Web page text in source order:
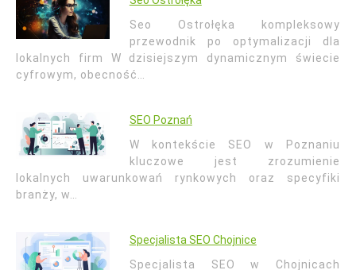
Seo Ostrołęka kompleksowy
przewodnik po optymalizacji dla
lokalnych firm W dzisiejszym dynamicznym świecie
cyfrowym, obecność…
SEO Poznań
W kontekście SEO w Poznaniu
kluczowe jest zrozumienie
lokalnych uwarunkowań rynkowych oraz specyfiki
branży, w…
Specjalista SEO Chojnice
Specjalista SEO w Chojnicach